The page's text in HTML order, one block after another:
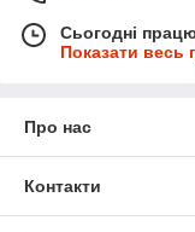
Сьогодні
Показати весь
Про нас
Контакти